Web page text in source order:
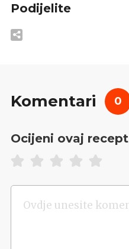
Podijelite
Komentari 0
Ocijeni ovaj recept